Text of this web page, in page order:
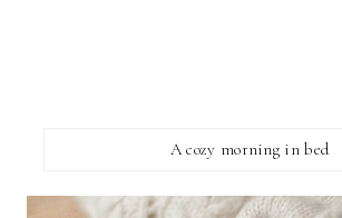
A cozy morning in bed